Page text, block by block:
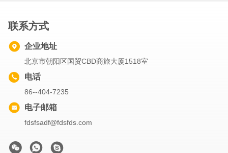
联系方式
企业地址
北京市朝阳区国贸CBD商旅大厦1518室
电话
86--404-7235
电子邮箱
fdsfsadf@fdsfds.com